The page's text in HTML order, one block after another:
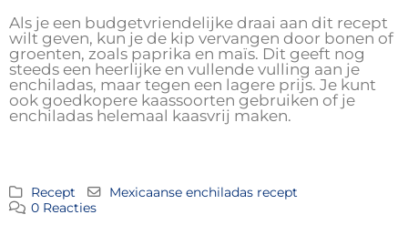
Als je een budgetvriendelijke draai aan dit recept
wilt geven, kun je de kip vervangen door bonen of
groenten, zoals paprika en maïs. Dit geeft nog
steeds een heerlijke en vullende vulling aan je
enchiladas, maar tegen een lagere prijs. Je kunt
ook goedkopere kaassoorten gebruiken of je
enchiladas helemaal kaasvrij maken.
Recept
Mexicaanse enchiladas recept
0 Reacties